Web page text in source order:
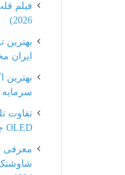
2026)
بهترین
ایران
سرمایه
OLED چیست؟
معرفی